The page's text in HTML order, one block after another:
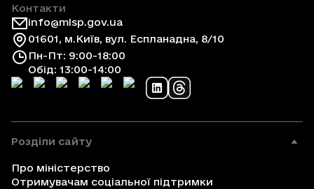
Контакти
info@mlsp.gov.ua
01601, м.Київ, вул. Еспланадна, 8/10
Пн-Пт: 9:00-18:00
Обід: 13:00-14:00
Розділи сайту
Про міністерство
Отримувачам соціальної підтримки